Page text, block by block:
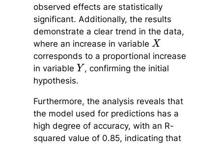
observed effects are statistically
significant. Additionally, the results
demonstrate a clear trend in the data,
where an increase in variable X
corresponds to a proportional increase
in variable Y , confirming the initial
hypothesis.
Furthermore, the analysis reveals that
the model used for predictions has a
high degree of accuracy, with an R-
squared value of 0.85, indicating that